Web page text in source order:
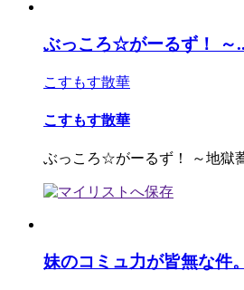
ぶっころ☆がーるず！ ～
こすもす散華
こすもす散華
ぶっころ☆がーるず！ ～地獄
妹のコミュ力が皆無な件。